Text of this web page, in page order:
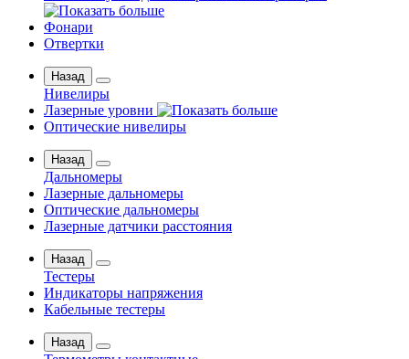
Фонари
Отвертки
Назад
Нивелиры
Лазерные уровни
Оптические нивелиры
Назад
Дальномеры
Лазерные дальномеры
Оптические дальномеры
Лазерные датчики расстояния
Назад
Тестеры
Индикаторы напряжения
Кабельные тестеры
Назад